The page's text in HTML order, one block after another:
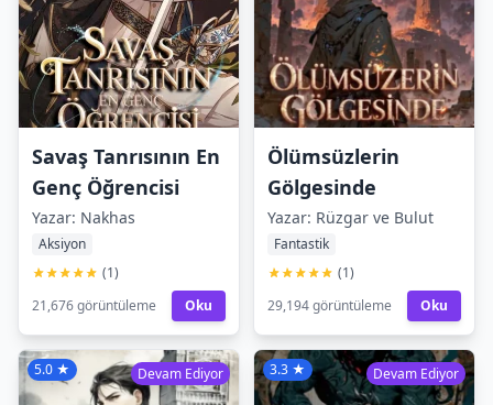
Savaş Tanrısının En
Genç Öğrencisi
Yazar: Nakhas
Aksiyon
(1)
21,676 görüntüleme
Oku
Ölümsüzlerin
Gölgesinde
Yazar: Rüzgar ve Bulut
Fantastik
(1)
29,194 görüntüleme
Oku
Devam Ediyor
5.0 ★ Devam Ediyor
3.3 ★